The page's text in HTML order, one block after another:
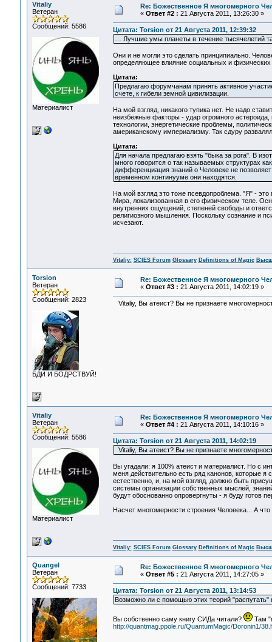
Vitaliy
Ветеран
Сообщений: 5586
Материалист
Re: Божественное Я многомерного
« Ответ #2 : 21 Августа 2011, 13:26:30 »
Цитата: Torsion от 21 Августа 2011, 12:39:32
… Лучшие умы планеты в течение тысячелетий
Они и не могли это сделать принципиально.
определяющее влияние социальных и физических
Цитата:
Предлагаю форумчанам принять активное
счете, к гибели земной цивилизации.
На мой взгляд, никакого тупика нет. Не надо
неизбежные факторы - удар огромного
технологии, энергетические проблемы,
американскому империализму. Так сдуру
Цитата:
Для начала предлагаю взять "быка за рога". В
много говорится о так называемых структурах
дифференциация знаний о Человеке не
временном континууме они находятся.
На мой взгляд это тоже псевдопроблема. "Я" - это
Мира, локализованная в его физическом теле.
внутренних ощущений, степеней свободы и
религиозного мышления. Поскольку сознание и
исчезают.
Vitaliy: SCIES Forum Glossary Definitions of Magic
Torsion
Ветеран
Сообщений: 2823
БДИ И БОДРСТВУЙ!
Re: Божественное Я многомерного
« Ответ #3 : 21 Августа 2011, 14:02:19 »
Vitaliy, Вы атеист? Вы не признаете
Vitaliy
Ветеран
Сообщений: 5586
Материалист
Re: Божественное Я многомерного
« Ответ #4 : 21 Августа 2011, 14:10:16 »
Цитата: Torsion от 21 Августа 2011, 14:02:19
Vitaliy, Вы атеист? Вы не признаете
Вы угадали: я 100% атеист и материалист. Но с
меня действительно есть ряд канонов, которые
естественно, и, на мой взгляд, должно быть
системы организации собственных мыслей,
будут обоснованно опровергнуты - я буду готов
Насчет многомерности строения Человека... А
Vitaliy: SCIES Forum Glossary Definitions of Magic
Quangel
Ветеран
Сообщений: 7733
Re: Божественное Я многомерного
« Ответ #5 : 21 Августа 2011, 14:27:05 »
Цитата: Torsion от 21 Августа 2011, 13:14:53
Возможно ли с помощью этих теорий
Вы собственно саму книгу СИДа читали?
Там
http://quantmag.ppole.ru/QuantumMagic/Doronin1/